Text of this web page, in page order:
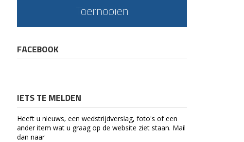
Toernooien
FACEBOOK
IETS TE MELDEN
Heeft u nieuws, een wedstrijdverslag, foto's of een
ander item wat u graag op de website ziet staan. Mail
dan naar